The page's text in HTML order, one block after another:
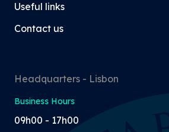
Useful links
Contact us
Headquarters - Lisbon
Business Hours
09h00 - 17h00